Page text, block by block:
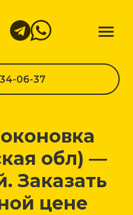
06-37
обл) —
Заказать
цене